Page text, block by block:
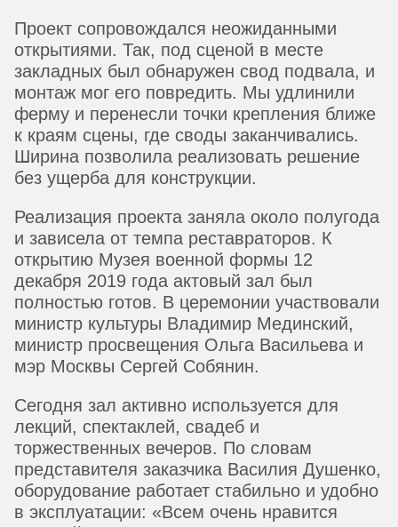
Проект сопровождался неожиданными
открытиями. Так, под сценой в месте
закладных был обнаружен свод подвала, и
монтаж мог его повредить. Мы удлинили
ферму и перенесли точки крепления ближе
к краям сцены, где своды заканчивались.
Ширина позволила реализовать решение
без ущерба для конструкции.
Реализация проекта заняла около полугода
и зависела от темпа реставраторов. К
открытию Музея военной формы 12
декабря 2019 года актовый зал был
полностью готов. В церемонии участвовали
министр культуры Владимир Мединский,
министр просвещения Ольга Васильева и
мэр Москвы Сергей Собянин.
Сегодня зал активно используется для
лекций, спектаклей, свадеб и
торжественных вечеров. По словам
представителя заказчика Василия Душенко,
оборудование работает стабильно и удобно
в эксплуатации: «Всем очень нравится